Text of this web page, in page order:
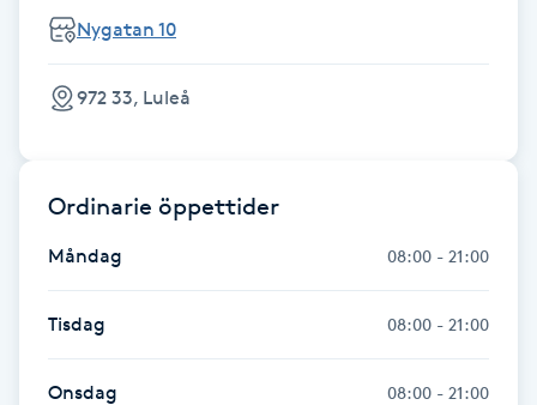
Gellack
Gellack med förstärkning
Gravidyoga
Gruppträning
Gua Sha-massage
Nygatan 10
972 33, Luleå
Ordinarie öppettider
Måndag 08:00 - 21:00
Tisdag 08:00 - 21:00
Onsdag 08:00 - 21:00